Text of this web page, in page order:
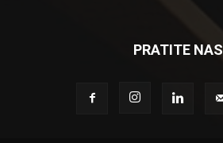
PRATITE NAS